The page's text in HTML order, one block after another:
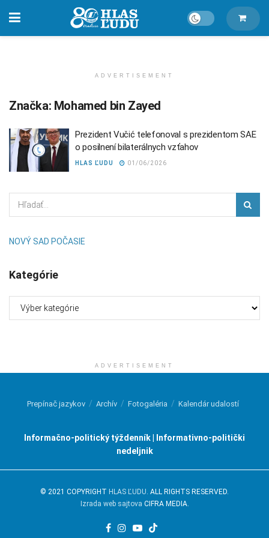
ADVERTISEMENT
Značka: Mohamed bin Zayed
Prezident Vučić telefonoval s prezidentom SAE
o posilnení bilaterálnych vzťahov
HLAS ĽUDU 01/06/2026
NOVÝ SAD POČASIE
Kategórie
ADVERTISEMENT
Prepínač jazykov Archív Fotogaléria Kalendár udalostí
Informačno-politický týždenník | Informativno-politički
nedeljnik
© 2021 COPYRIGHT HLAS ĽUDU . ALL RIGHTS RESERVED.
Izrada web sajtova CIFRA MEDIA.